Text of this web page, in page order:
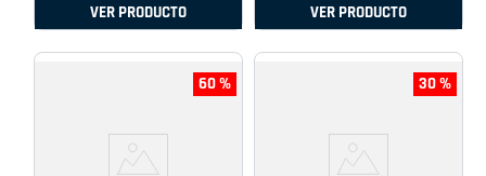
VER PRODUCTO VER PRODUCTO
60 % 30 %